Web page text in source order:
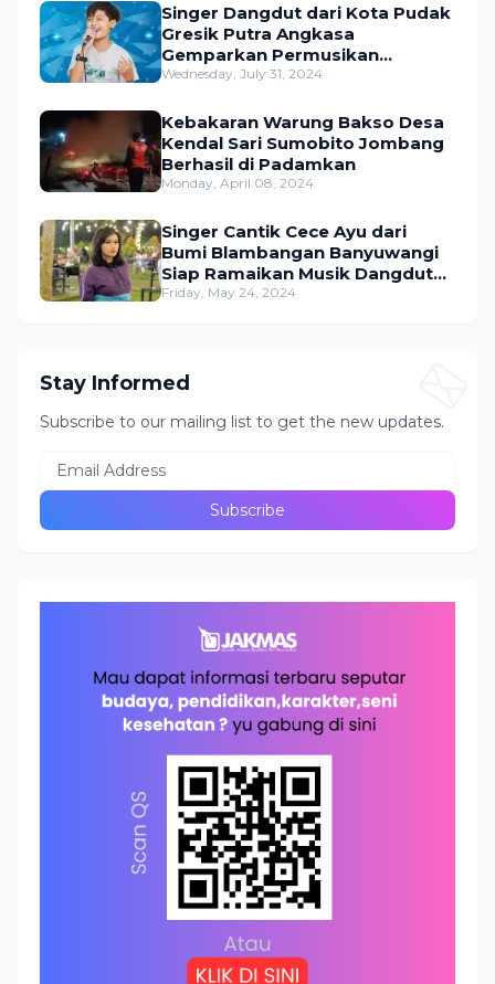
Singer Dangdut dari Kota Pudak
Gresik Putra Angkasa
Gemparkan Permusikan
Dangdut Indonesia
Wednesday, July 31, 2024
Kebakaran Warung Bakso Desa
Kendal Sari Sumobito Jombang
Berhasil di Padamkan
Monday, April 08, 2024
Singer Cantik Cece Ayu dari
Bumi Blambangan Banyuwangi
Siap Ramaikan Musik Dangdut
Indonesia
Friday, May 24, 2024
Stay Informed
Subscribe to our mailing list to get the new updates.